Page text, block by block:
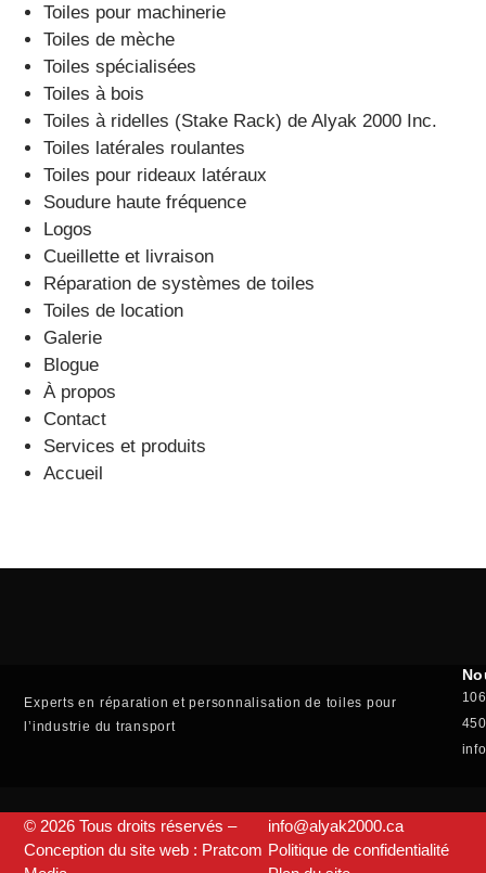
Toiles pour machinerie
Toiles de mèche
Toiles spécialisées
Toiles à bois
Toiles à ridelles (Stake Rack) de Alyak 2000 Inc.
Toiles latérales roulantes
Toiles pour rideaux latéraux
Soudure haute fréquence
Logos
Cueillette et livraison
Réparation de systèmes de toiles
Toiles de location
Galerie
Blogue
À propos
Contact
Services et produits
Accueil
Experts en réparation et personnalisation de toiles pour
l’industrie du transport
© 2026 Tous droits réservés –
Conception du site web : Pratcom
info@alyak2000.ca
Politique de confidentialité